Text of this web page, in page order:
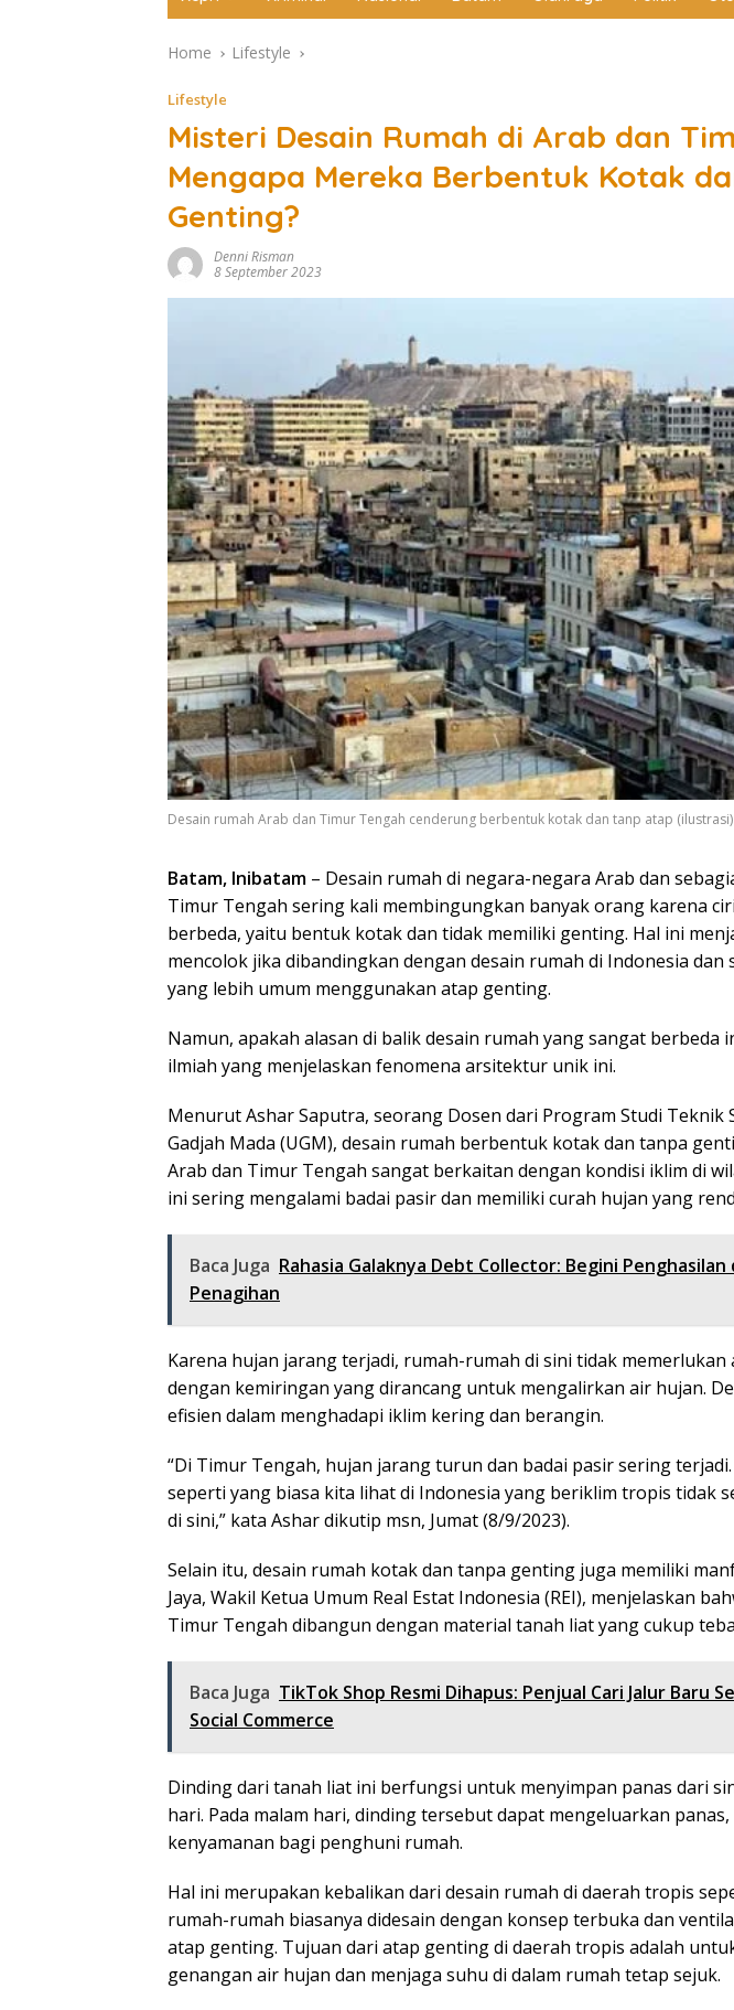
Home Lifestyle
Lifestyle
Misteri Desain Rumah di Arab dan
Mengapa Mereka Berbentuk Kotak
Genting?
Denni Risman
8 September 2023
Desain rumah Arab dan Timur Tengah cenderung berbentuk kotak dan tanp atap (ilustrasi)
Batam, Inibatam – Desain rumah di negara-negara Arab dan
Timur Tengah sering kali membingungkan banyak orang karena
berbeda, yaitu bentuk kotak dan tidak memiliki genting. Hal ini
mencolok jika dibandingkan dengan desain rumah di Indonesia dan
yang lebih umum menggunakan atap genting.
Namun, apakah alasan di balik desain rumah yang sangat berbeda
ilmiah yang menjelaskan fenomena arsitektur unik ini.
Menurut Ashar Saputra, seorang Dosen dari Program Studi Teknik
Gadjah Mada (UGM), desain rumah berbentuk kotak dan tanpa
Arab dan Timur Tengah sangat berkaitan dengan kondisi iklim di
ini sering mengalami badai pasir dan memiliki curah hujan yang
Baca Juga Rahasia Galaknya Debt Collector: Begini
Penagihan
Karena hujan jarang terjadi, rumah-rumah di sini tidak
dengan kemiringan yang dirancang untuk mengalirkan air hujan.
efisien dalam menghadapi iklim kering dan berangin.
“Di Timur Tengah, hujan jarang turun dan badai pasir sering
seperti yang biasa kita lihat di Indonesia yang beriklim tropis tidak
di sini,” kata Ashar dikutip msn, Jumat (8/9/2023).
Selain itu, desain rumah kotak dan tanpa genting juga memiliki
Jaya, Wakil Ketua Umum Real Estat Indonesia (REI), menjelaskan
Timur Tengah dibangun dengan material tanah liat yang cukup
Baca Juga TikTok Shop Resmi Dihapus: Penjual Cari Jalur Baru
Social Commerce
Dinding dari tanah liat ini berfungsi untuk menyimpan panas dari
hari. Pada malam hari, dinding tersebut dapat mengeluarkan
kenyamanan bagi penghuni rumah.
Hal ini merupakan kebalikan dari desain rumah di daerah tropis
rumah-rumah biasanya didesain dengan konsep terbuka dan
atap genting. Tujuan dari atap genting di daerah tropis adalah
genangan air hujan dan menjaga suhu di dalam rumah tetap sejuk.